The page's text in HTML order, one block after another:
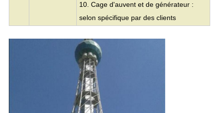
10. Cage d'auvent et de générateur :
selon spécifique par des clients